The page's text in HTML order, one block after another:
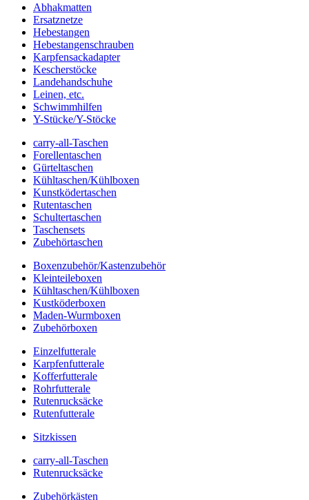
Abhakmatten
Ersatznetze
Hebestangen
Hebestangenschrauben
Karpfensackadapter
Kescherstöcke
Landehandschuhe
Leinen, etc.
Schwimmhilfen
Y-Stücke/Y-Stöcke
carry-all-Taschen
Forellentaschen
Gürteltaschen
Kühltaschen/Kühlboxen
Kunstködertaschen
Rutentaschen
Schultertaschen
Taschensets
Zubehörtaschen
Boxenzubehör/Kastenzubehör
Kleinteileboxen
Kühltaschen/Kühlboxen
Kustköderboxen
Maden-Wurmboxen
Zubehörboxen
Einzelfutterale
Karpfenfutterale
Kofferfutterale
Rohrfutterale
Rutenrucksäcke
Rutenfutterale
Sitzkissen
carry-all-Taschen
Rutenrucksäcke
Zubehörkästen